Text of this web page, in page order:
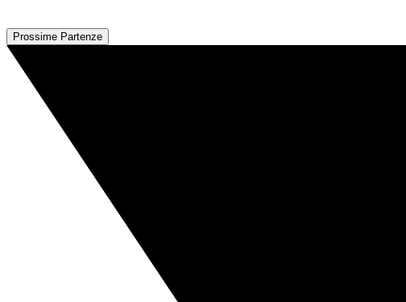
Prossime Partenze